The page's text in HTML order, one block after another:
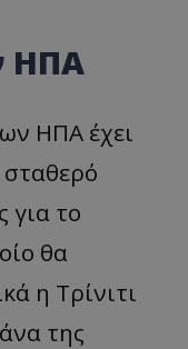
ΗΠΑ
ΗΠΑ έχει
σταθερό
για το
θα
η Τρίνιτι
της